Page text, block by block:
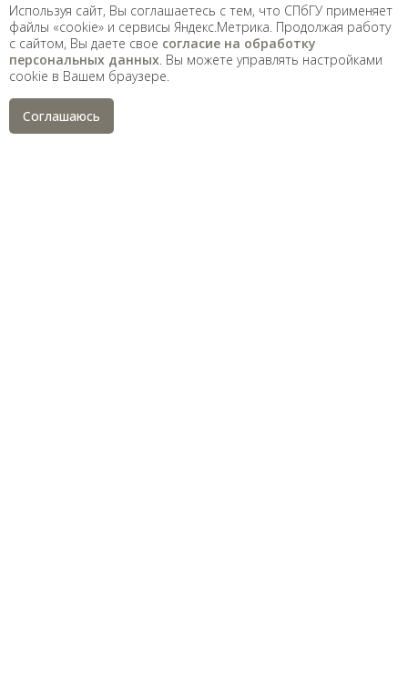
Используя сайт, Вы соглашаетесь с тем, что СПбГУ применяет
файлы «cookie» и сервисы Яндекс.Метрика. Продолжая работу
с сайтом, Вы даете свое согласие на обработку
персональных данных . Вы можете управлять настройками
cookie в Вашем браузере.
Соглашаюсь